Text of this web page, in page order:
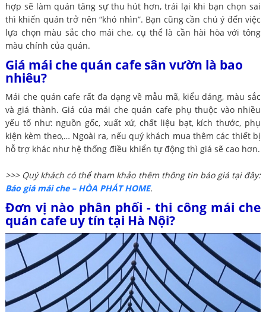
hợp sẽ làm quán tăng sự thu hút hơn, trái lại khi bạn chọn sai
thì khiến quán trở nên “khó nhìn”. Bạn cũng cần chú ý đến việc
lựa chọn màu sắc cho mái che, cụ thể là cần hài hòa với tông
màu chính của quán.
Giá mái che quán cafe sân vườn là bao
nhiêu?
Mái che quán cafe rất đa dạng về mẫu mã, kiểu dáng, màu sắc
và giá thành. Giá của mái che quán cafe phụ thuộc vào nhiều
yếu tố như: nguồn gốc, xuất xứ, chất liệu bạt, kích thước, phụ
kiện kèm theo,… Ngoài ra, nếu quý khách mua thêm các thiết bị
hỗ trợ khác như hệ thống điều khiển tự động thì giá sẽ cao hơn.
>>> Quý khách có thể tham khảo thêm thông tin báo giá tại đây:
Báo giá mái che – HÒA PHÁT HOME.
Đơn vị nào phân phối - thi công mái che
quán cafe uy tín tại Hà Nội?